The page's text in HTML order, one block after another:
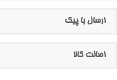
ارسال با پیک
اصالت کالا